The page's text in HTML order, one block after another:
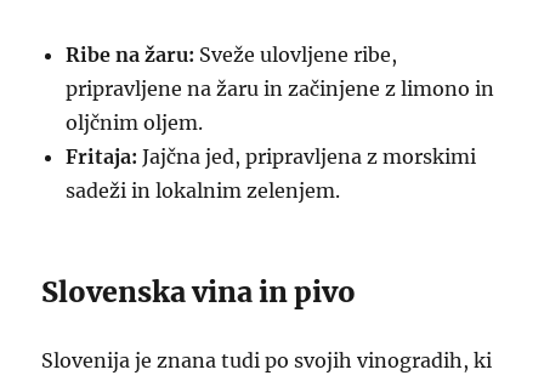
Ribe na žaru: Sveže ulovljene ribe,
pripravljene na žaru in začinjene z limono in
oljčnim oljem.
Fritaja: Jajčna jed, pripravljena z morskimi
sadeži in lokalnim zelenjem.
Slovenska vina in pivo
Slovenija je znana tudi po svojih vinogradih, ki